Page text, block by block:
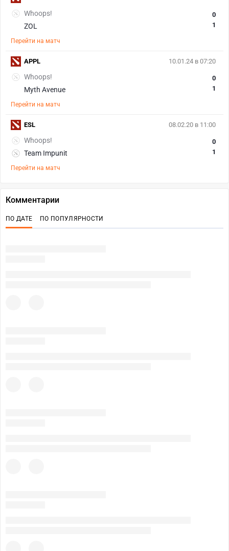
Whoops!
ZOL
0
1
Перейти на матч
10.01.24 в 07:20
Whoops!
Myth Avenue
0
1
Перейти на матч
APPL
08.02.20 в 11:00
Whoops!
Team Impunit
0
1
Перейти на матч
ESL
Комментарии
ПО ДАТЕ ПО ПОПУЛЯРНОСТИ